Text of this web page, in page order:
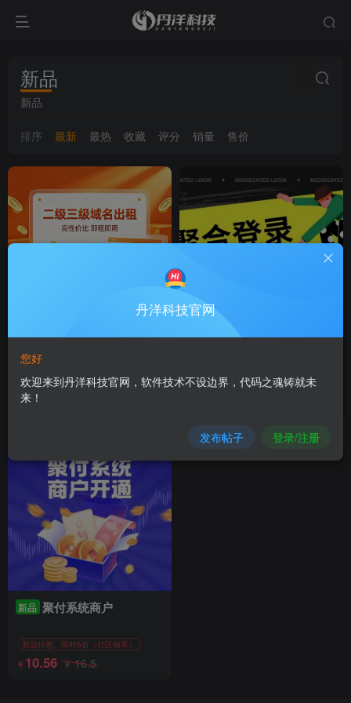
新品
新品
排序 最新 最热 收藏 评分 销量 售价
￥20
新品 聚付系统商户
新品特惠、限时6折（社区独享）
￥ 10.56 ￥16.5
丹洋科技官网
您好
欢迎来到丹洋科技官网，软件技术不设边界，代码之魂铸就未
来！
发布帖子 登录/注册